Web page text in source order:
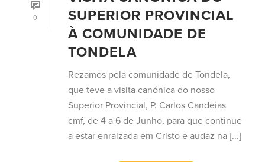
0
SUPERIOR PROVINCIAL
À COMUNIDADE DE
TONDELA
Rezamos pela comunidade de Tondela,
que teve a visita canónica do nosso
Superior Provincial, P. Carlos Candeias
cmf, de 4 a 6 de Junho, para que continue
a estar enraizada em Cristo e audaz na [...]